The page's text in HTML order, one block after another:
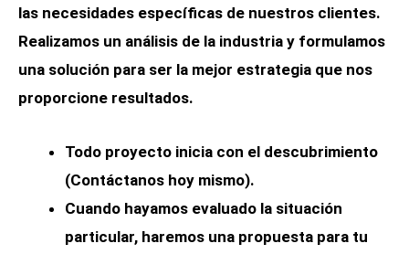
las necesidades específicas de nuestros clientes.
Realizamos un análisis de la industria y formulamos
una solución para ser la mejor estrategia que nos
proporcione resultados.
Todo proyecto inicia con el descubrimiento
(Contáctanos hoy mismo).
Cuando hayamos evaluado la situación
particular, haremos una propuesta para tu